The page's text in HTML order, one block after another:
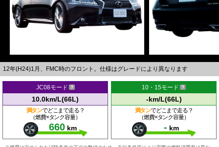
12年(H24)1月、FMC時のフロント。仕様はグレードにより異なります
JC08モード
10.0km/L(66L)
満タンでどこまで走る？
（燃費×タンク容量）
660 km
10・15モード
-km/L(66L)
満タンでどこまで走る？
（燃費×タンク容量）
- km